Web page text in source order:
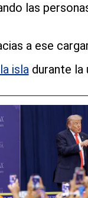
las
a ese
isladurante la